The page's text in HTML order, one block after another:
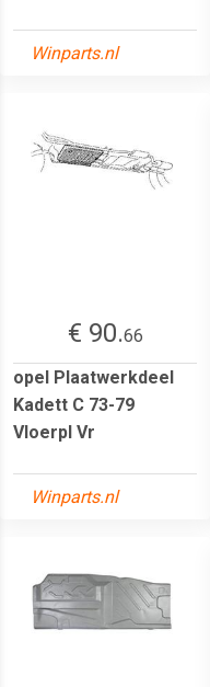
Winparts.nl
€ 90.66
opel Plaatwerkdeel
Kadett C 73-79
Vloerpl Vr
Winparts.nl